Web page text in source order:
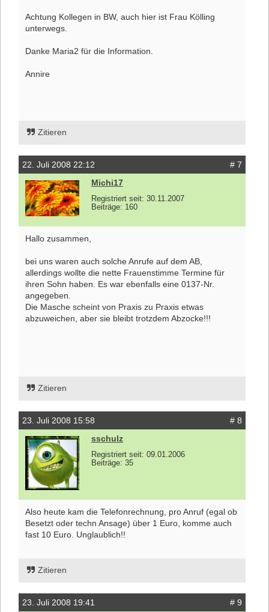
Achtung Kollegen in BW, auch hier ist Frau Kölling
unterwegs.
Danke Maria2 für die Information.
Annire
Zitieren
22. Juli 2008 22:12
# 7
Michi17
Registriert seit: 30.11.2007
Beiträge: 160
Hallo zusammen,
bei uns waren auch solche Anrufe auf dem AB,
allerdings wollte die nette Frauenstimme Termine für
ihren Sohn haben. Es war ebenfalls eine 0137-Nr.
angegeben.
Die Masche scheint von Praxis zu Praxis etwas
abzuweichen, aber sie bleibt trotzdem Abzocke!!!
Zitieren
23. Juli 2008 15:58
# 8
sschulz
Registriert seit: 09.01.2006
Beiträge: 35
Also heute kam die Telefonrechnung, pro Anruf (egal ob
Besetzt oder techn Ansage) über 1 Euro, komme auch
fast 10 Euro. Unglaublich!!
Zitieren
23. Juli 2008 19:41
# 9